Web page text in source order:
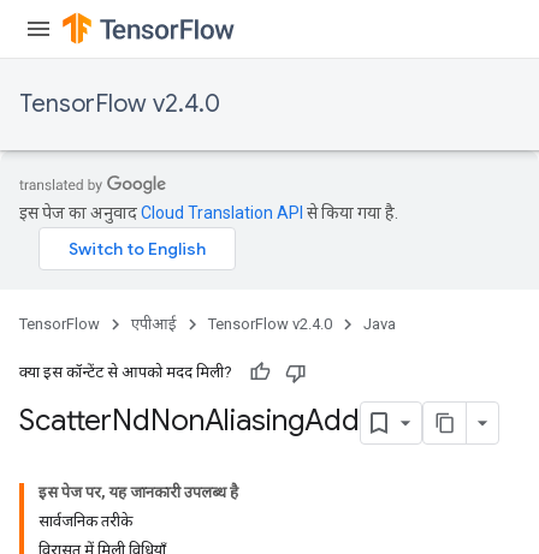
TensorFlow v2.4.0
इस पेज का अनुवादCloud Translation API से किया गया है.
TensorFlow एपीआई TensorFlow v2.4.0 Java
क्या इस कॉन्टेंट से आपको मदद मिली?
ScatterNdNonAliasingAdd
इस पेज पर, यह जानकारी उपलब्ध है
सार्वजनिक तरीके
विरासत में मिली विधियाँ